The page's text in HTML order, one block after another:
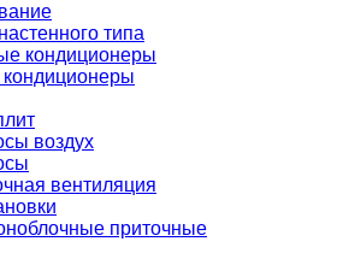
типа
кондиционеры
воздух
вентиляция
приточные